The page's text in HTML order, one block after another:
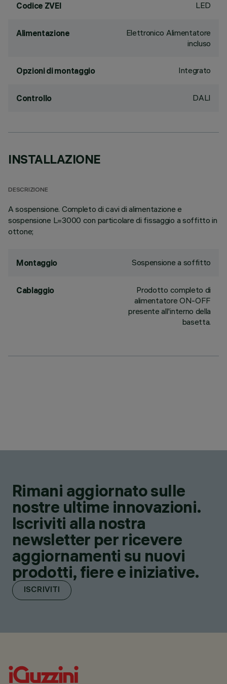
Codice ZVEI LED
Alimentazione
Elettronico Alimentatore
incluso
Opzioni di montaggio Integrato
Controllo DALI
INSTALLAZIONE
DESCRIZIONE
A sospensione. Completo di cavi di alimentazione e
sospensione L=3000 con particolare di fissaggio a soffitto in
ottone;
Montaggio Sospensione a soffitto
Cablaggio
Prodotto completo di
alimentatore ON-OFF
presente all'interno della
basetta.
Rimani aggiornato sulle
nostre ultime innovazioni.
Iscriviti alla nostra
newsletter per ricevere
aggiornamenti su nuovi
prodotti, fiere e iniziative.
ISCRIVITI